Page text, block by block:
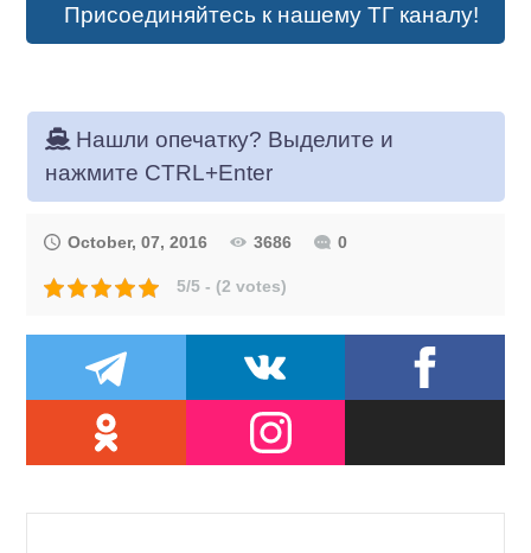
Присоединяйтесь к нашему ТГ каналу!
Нашли опечатку? Выделите и
нажмите CTRL+Enter
October, 07, 2016 3686 0
5/5 - (2 votes)